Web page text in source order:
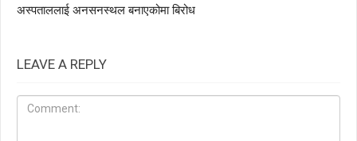
अस्पताललाई अनसनस्थल बनाएकोमा बिरोध
LEAVE A REPLY